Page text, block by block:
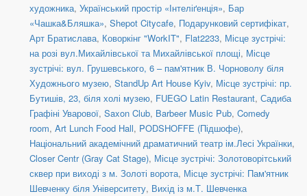
художника, Український простір «Інтеліґенція», Бар
«Чашка&Бляшка», Shepot Citycafe, Подарунковий сертифікат,
Арт Братислава, Коворкінг "WorkIT", Flat2233, Місце зустрічі:
на розі вул.Михайлівської та Михайлівської площі, Місце
зустрічі: вул. Грушевського, 6 – пам'ятник В. Чорноволу біля
Художнього музею, StandUp Art House Kyiv, Місце зустрічі: пр.
Бутишів, 23, біля холі музею, FUEGO Latin Restaurant, Садиба
Графіні Уварової, Saxon Club, Barbeer Music Pub, Comedy
room, Art Lunch Food Hall, PODSHOFFE (Підшофе),
Національний академічний драматичний театр ім.Лесі Українки,
Closer Centr (Gray Cat Stage), Місце зустрічі: Золотоворітський
сквер при виході з м. Золоті ворота, Місце зустрічі: Пам'ятник
Шевченку біля Університету, Вихід із м.Т. Шевченка